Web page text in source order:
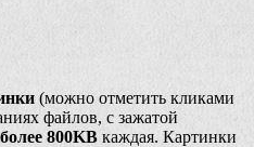
(можно отметить кликами
файлов, с зажатой
800KB каждая. Картинки